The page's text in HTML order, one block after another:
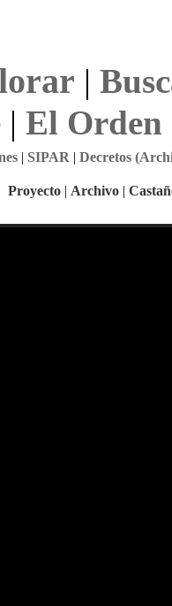
|
| El Orden
| SIPAR | Decretos
Proyecto | Archivo |